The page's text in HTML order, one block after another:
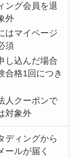
ング会員を退
外
はマイページ
須
し込んだ場合
合格1回につき
人クーポンで
対象外
ディングから
ールが届く